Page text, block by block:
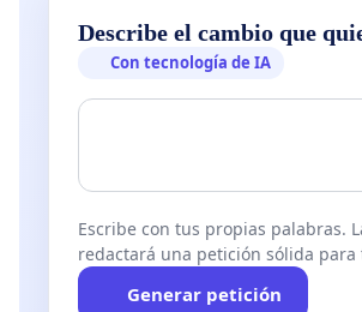
Describe el cambio que
Con tecnología de IA
Escribe con tus propias palabras.
redactará una petición sólida para
Generar petición